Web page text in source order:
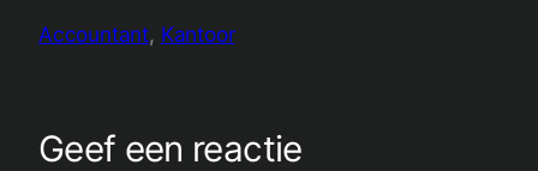
Accountant, Kantoor
Geef een reactie